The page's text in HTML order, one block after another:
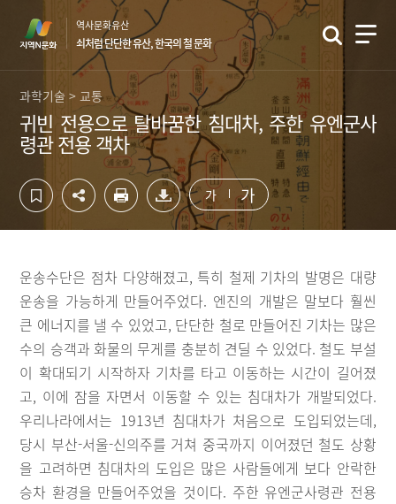
영
역
역사문화유산
쇠처럼 단단한 유산, 한국의 철 문화
과학기술 > 교통
귀빈 전용으로 탈바꿈한 침대차, 주한 유엔군사
령관 전용 객차
가 가
운송수단은 점차 다양해졌고, 특히 철제 기차의 발명은 대량
운송을 가능하게 만들어주었다. 엔진의 개발은 말보다 훨씬
큰 에너지를 낼 수 있었고, 단단한 철로 만들어진 기차는 많은
수의 승객과 화물의 무게를 충분히 견딜 수 있었다. 철도 부설
이 확대되기 시작하자 기차를 타고 이동하는 시간이 길어졌
고, 이에 잠을 자면서 이동할 수 있는 침대차가 개발되었다.
우리나라에서는 1913년 침대차가 처음으로 도입되었는데,
당시 부산-서울-신의주를 거쳐 중국까지 이어졌던 철도 상황
을 고려하면 침대차의 도입은 많은 사람들에게 보다 안락한
승차 환경을 만들어주었을 것이다. 주한 유엔군사령관 전용